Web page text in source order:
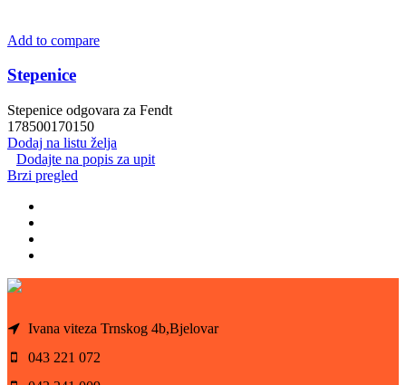
Add to compare
Stepenice
Stepenice odgovara za Fendt
178500170150
Dodaj na listu želja
Dodajte na popis za upit
Brzi pregled
Ivana viteza Trnskog 4b,Bjelovar
043 221 072